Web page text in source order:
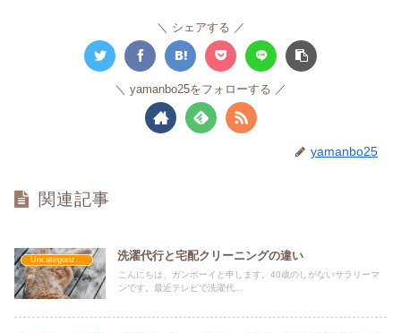
シェアする
yamanbo25をフォローする
yamanbo25
関連記事
Uncategorized 洗濯代行と宅配クリーニングの違い
こんにちは、ガンボーイと申します。40歳のしがないサラリーマ
ンです。最近テレビで洗濯代...